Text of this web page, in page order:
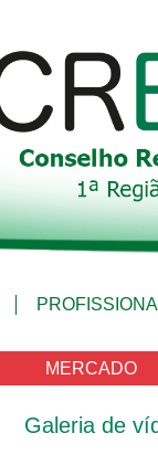
MERCADO
Galeria de